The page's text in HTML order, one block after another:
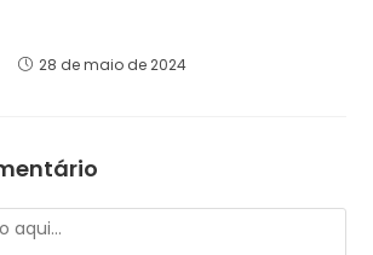
28 de maio de 2024